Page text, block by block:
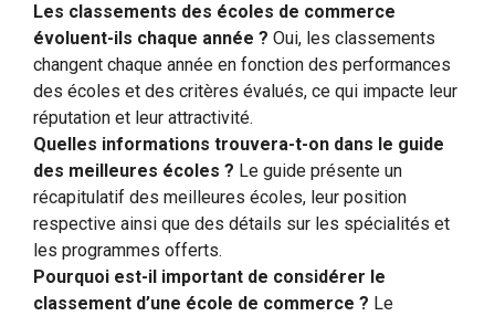
Les classements des écoles de commerce
évoluent-ils chaque année ? Oui, les classements
changent chaque année en fonction des performances
des écoles et des critères évalués, ce qui impacte leur
réputation et leur attractivité.
Quelles informations trouvera-t-on dans le guide
des meilleures écoles ? Le guide présente un
récapitulatif des meilleures écoles, leur position
respective ainsi que des détails sur les spécialités et
les programmes offerts.
Pourquoi est-il important de considérer le
classement d’une école de commerce ? Le